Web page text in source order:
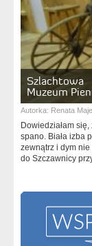
Szlachtowa
Muzeum
Autorka: Renata
Dowiedziałam
spano. Biała izba
zewnątrz i dym nie
do Szczawnicy